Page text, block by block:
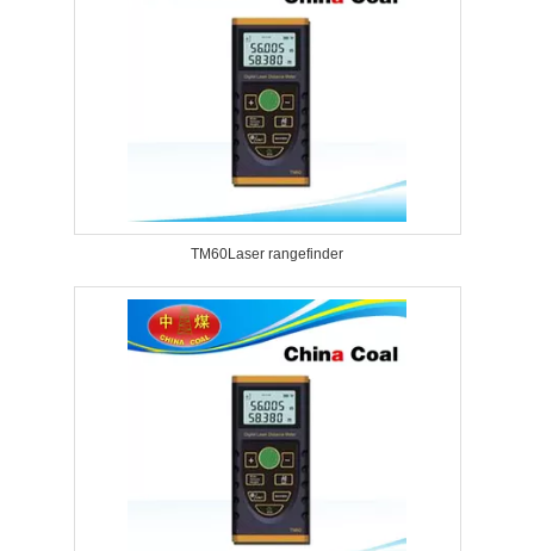
TM60Laser rangefinder